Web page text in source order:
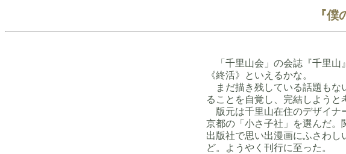
『
「千里山会」の会誌『千里山
《終活》といえるかな。
まだ描き残している話題もな
ることを自覚し、完結しようと
版元は千里山在住のデザイナ
京都の「小さ子社」を選んだ。
出版社で思い出漫画にふさわし
ど。ようやく刊行に至った。